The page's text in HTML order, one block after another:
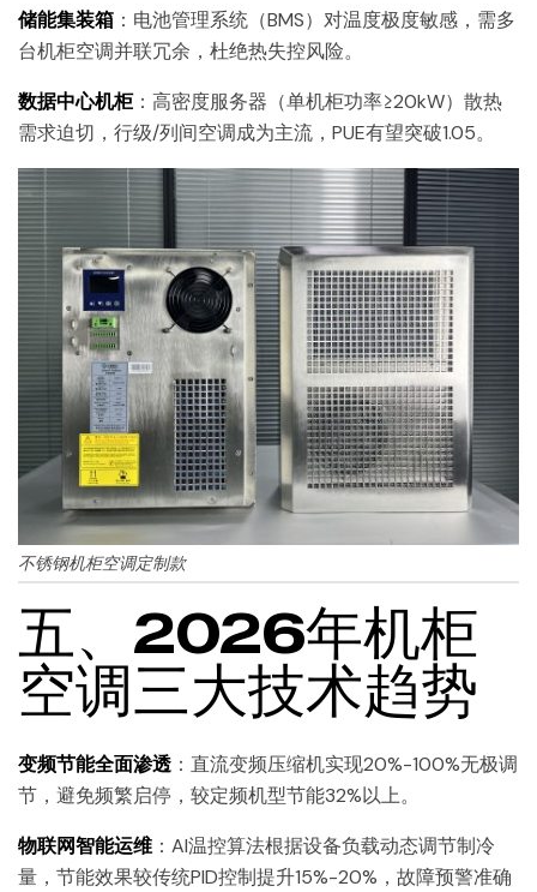
储能集装箱 ：电池管理系统（BMS）对温度极度敏感，需多
台机柜空调并联冗余，杜绝热失控风险。
数据中心机柜：高密度服务器（单机柜功率≥20kW）散热
需求迫切，行级/列间空调成为主流，PUE有望突破1.05。
不锈钢机柜空调定制款
五、2026年机柜
空调三大技术趋势
变频节能全面渗透 ：直流变频压缩机实现20%-100%无极调
节，避免频繁启停，较定频机型节能32%以上。
物联网智能运维 ：AI温控算法根据设备负载动态调节制冷
量，节能效果较传统PID控制提升15%-20%，故障预警准确